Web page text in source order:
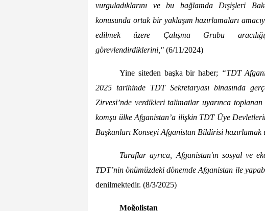
vurguladıklarını ve bu bağlamda Dışişleri
konusunda ortak bir yaklaşım hazırlamaları
edilmek üzere Çalışma Grubu
görevlendirdiklerini," (6/11/2024)
Yine siteden başka bir haber; “TDT
2025 tarihinde TDT Sekretaryası binasında
Zirvesi’nde verdikleri talimatlar uyarınca
komşu ülke Afganistan’a ilişkin TDT Üye
Başkanları Konseyi Afganistan Bildirisi hazırlamak
Taraflar ayrıca, Afganistan'ın sosyal ve
TDT’nin önümüzdeki dönemde Afganistan ile
denilmektedir. (8/3/2025)
Moğolistan